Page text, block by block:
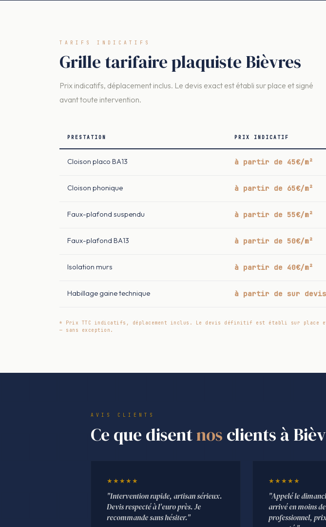
TARIFS INDICATIFS
Grille tarifaire plaquiste Bièvres
Prix indicatifs, déplacement inclus. Le devis exact est établi sur place et signé
avant toute intervention.
PRESTATION PRIX INDICATIF
Cloison placo BA13 à partir de 45€/m²
Cloison phonique à partir de 65€/m²
Faux-plafond suspendu à partir de 55€/m²
Faux-plafond BA13 à partir de 50€/m²
Isolation murs à partir de 40€/m²
Habillage gaine technique à partir de sur devis
* Prix TTC indicatifs, déplacement inclus. Le devis définitif est établi sur
— sans exception.
AVIS CLIENTS
Ce que disentnos clients à
★★★★★
"Intervention rapide, artisan sérieux.
Devis respecté à l'euro près. Je
recommande sans hésiter."
★★★★★
"Appelé le
arrivé en moins
professionnel,